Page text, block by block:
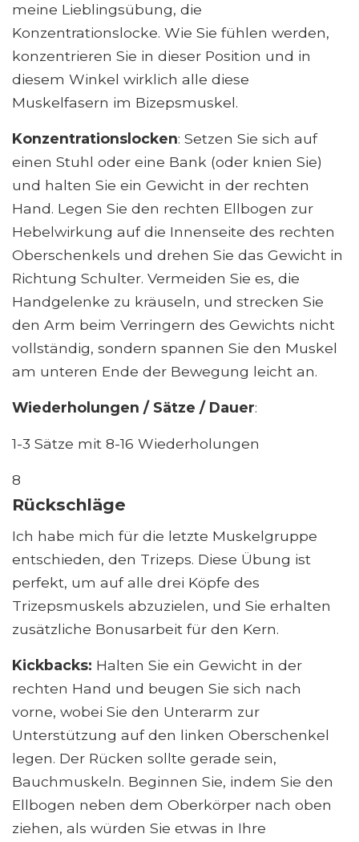
meine Lieblingsübung, die
Konzentrationslocke. Wie Sie fühlen werden,
konzentrieren Sie in dieser Position und in
diesem Winkel wirklich alle diese
Muskelfasern im Bizepsmuskel.
Konzentrationslocken: Setzen Sie sich auf
einen Stuhl oder eine Bank (oder knien Sie)
und halten Sie ein Gewicht in der rechten
Hand. Legen Sie den rechten Ellbogen zur
Hebelwirkung auf die Innenseite des rechten
Oberschenkels und drehen Sie das Gewicht in
Richtung Schulter. Vermeiden Sie es, die
Handgelenke zu kräuseln, und strecken Sie
den Arm beim Verringern des Gewichts nicht
vollständig, sondern spannen Sie den Muskel
am unteren Ende der Bewegung leicht an.
Wiederholungen / Sätze / Dauer:
1-3 Sätze mit 8-16 Wiederholungen
8
Rückschläge
Ich habe mich für die letzte Muskelgruppe
entschieden, den Trizeps. Diese Übung ist
perfekt, um auf alle drei Köpfe des
Trizepsmuskels abzuzielen, und Sie erhalten
zusätzliche Bonusarbeit für den Kern.
Kickbacks: Halten Sie ein Gewicht in der
rechten Hand und beugen Sie sich nach
vorne, wobei Sie den Unterarm zur
Unterstützung auf den linken Oberschenkel
legen. Der Rücken sollte gerade sein,
Bauchmuskeln. Beginnen Sie, indem Sie den
Ellbogen neben dem Oberkörper nach oben
ziehen, als würden Sie etwas in Ihre